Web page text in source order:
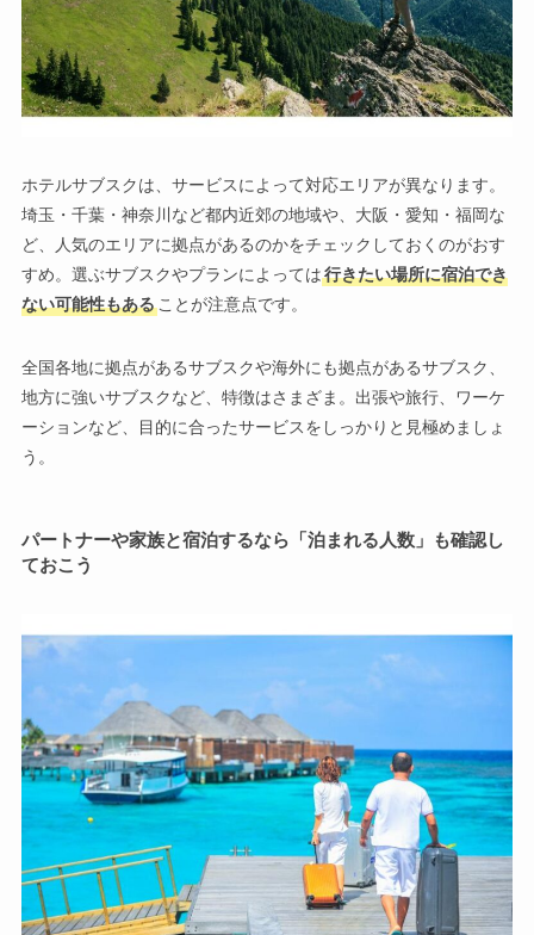
ホテルサブスクは、サービスによって対応エリアが異なります。
埼玉・千葉・神奈川など都内近郊の地域や、大阪・愛知・福岡な
ど、人気のエリアに拠点があるのかをチェックしておくのがおす
すめ。選ぶサブスクやプランによっては行きたい場所に宿泊でき
ない可能性もあることが注意点です。
全国各地に拠点があるサブスクや海外にも拠点があるサブスク、
地方に強いサブスクなど、特徴はさまざま。出張や旅行、ワーケ
ーションなど、目的に合ったサービスをしっかりと見極めましょ
う。
パートナーや家族と宿泊するなら「泊まれる人数」も確認し
ておこう